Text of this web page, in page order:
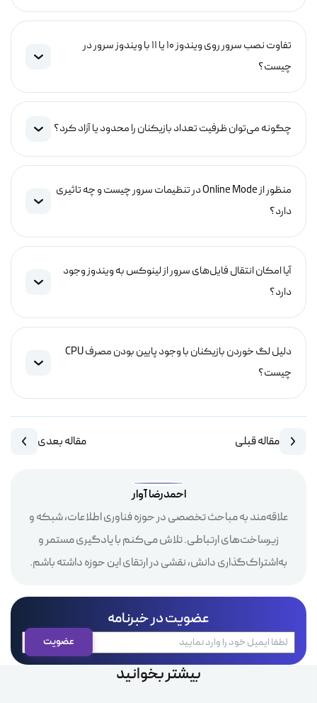
تفاوت نصب سرور روی ویندوز ۱۰ یا ۱۱ با ویندوز سرور در
چیست؟
چگونه می‌توان ظرفیت تعداد بازیکنان را محدود یا آزاد کرد؟
منظور از Online Mode در تنظیمات سرور چیست و چه تاثیری
دارد؟
آیا امکان انتقال فایل‌های سرور از لینوکس به ویندوز وجود
دارد؟
دلیل لگ خوردن بازیکنان با وجود پایین بودن مصرف CPU
چیست؟
مقاله قبلی مقاله بعدی
احمدرضا آوار
علاقه‌مند به مباحث تخصصی در حوزه فناوری اطلاعات، شبکه و
زیرساخت‌های ارتباطی. تلاش می‌کنم با یادگیری مستمر و
به‌اشتراک‌گذاری دانش، نقشی در ارتقای این حوزه داشته باشم.
عضویت در خبرنامه
بیشتر بخوانید